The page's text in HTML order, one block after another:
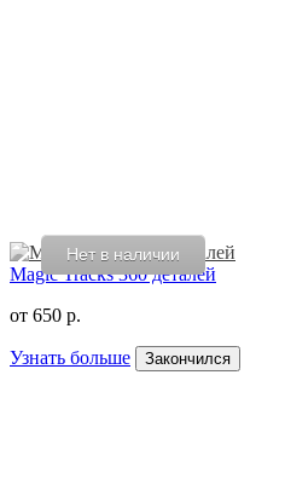
Нет в наличии
Magic Tracks 360 деталей
от 650 р.
Узнать больше Закончился